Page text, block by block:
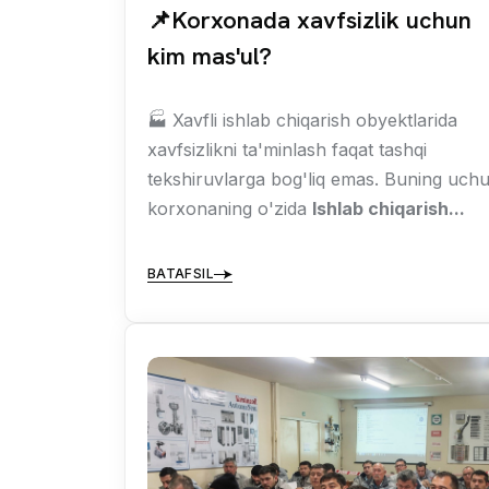
📌Korxonada xavfsizlik uchun
kim mas'ul?
🏭 Xavfli ishlab chiqarish obyektlarida
xavfsizlikni ta'minlash faqat tashqi
tekshiruvlarga bog'liq emas. Buning
korxonaning o'zida Ishlab chiqarish...
BATAFSIL